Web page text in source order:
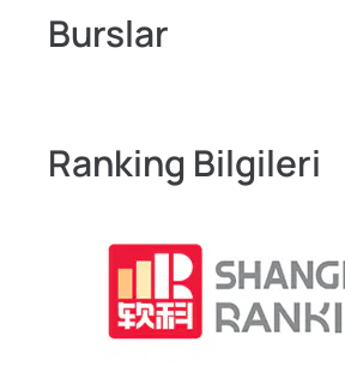
Burslar
Ranking Bilgileri